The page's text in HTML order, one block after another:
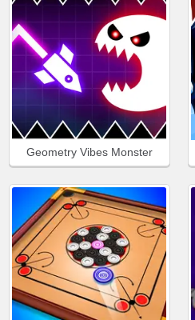
Geometry Vibes Monster